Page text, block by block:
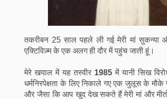
तकरीबन 25 साल पहले ली गई मेरी मां सुकन्या
एक्टिविज़्म के एक अलग ही दौर में पहुंच जाती हूं।
मेरे खयाल में यह तस्वीर 1985 में यानी सिख
धर्मनिरपेक्षता के लिए निकाले गए एक जुलूस के
और जैसा कि आप खुद देख सकते हैं मेरी मां और